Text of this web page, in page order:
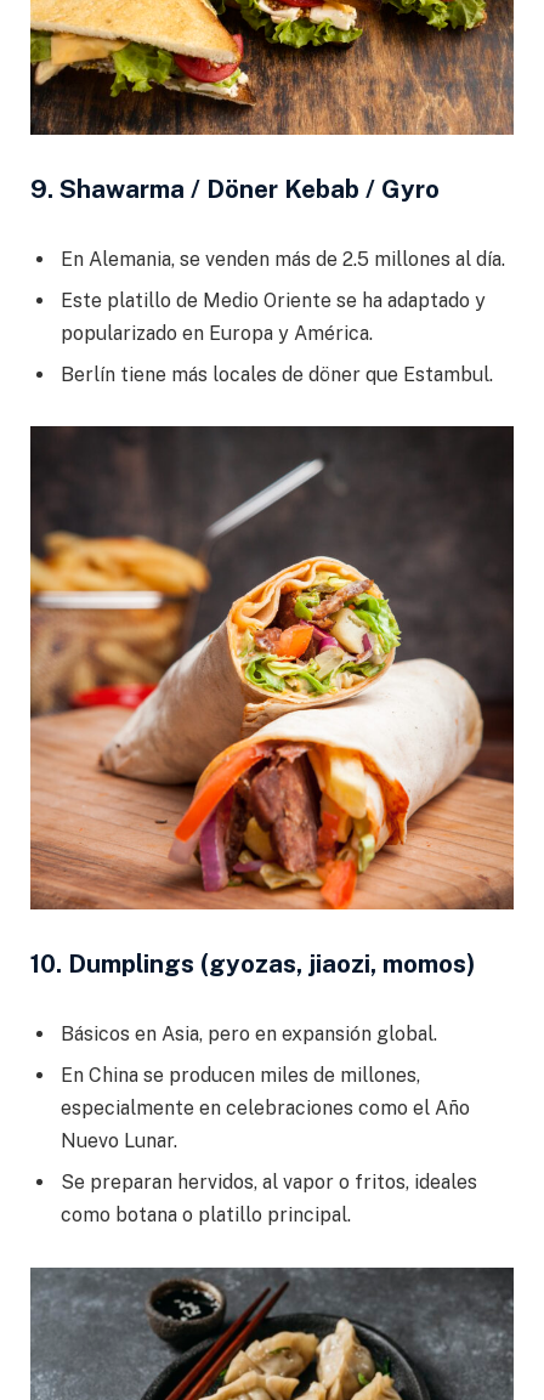
9. Shawarma / Döner Kebab / Gyro
En Alemania, se venden más de 2.5 millones al día.
Este platillo de Medio Oriente se ha adaptado y
popularizado en Europa y América.
Berlín tiene más locales de döner que Estambul.
10. Dumplings (gyozas, jiaozi, momos)
Básicos en Asia, pero en expansión global.
En China se producen miles de millones,
especialmente en celebraciones como el Año
Nuevo Lunar.
Se preparan hervidos, al vapor o fritos, ideales
como botana o platillo principal.